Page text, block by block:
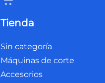
Tienda
Sin categoría
Máquinas de corte
Accesorios